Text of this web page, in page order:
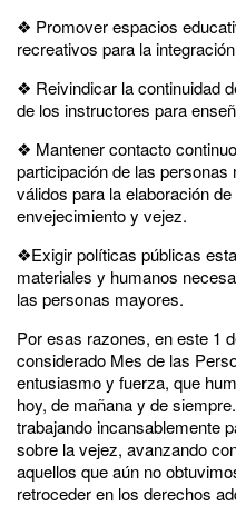
❖ Promover espacios
recreativos para la
❖ Reivindicar la continuidad
de los instructores para
❖ Mantener contacto
participación de las
válidos para la elaboración
envejecimiento y vejez.
❖Exigir políticas públicas
materiales y humanos
las personas mayores.
Por esas razones, en este 1
considerado Mes de las
entusiasmo y fuerza, que
hoy, de mañana y de
trabajando incansablemente
sobre la vejez, avanzando
aquellos que aún no
retroceder en los derechos